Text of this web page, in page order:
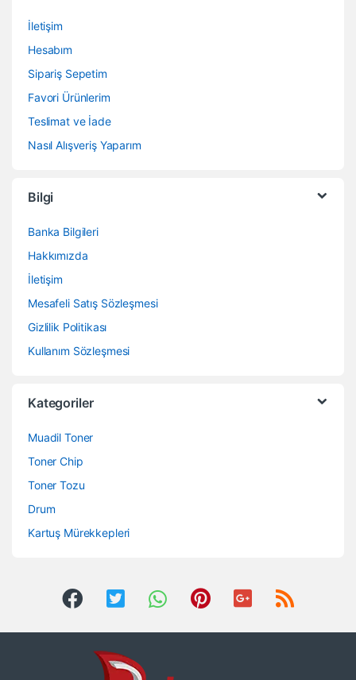
İletişim
Hesabım
Sipariş Sepetim
Favori Ürünlerim
Teslimat ve İade
Nasıl Alışveriş Yaparım
Bilgi
Banka Bilgileri
Hakkımızda
İletişim
Mesafeli Satış Sözleşmesi
Gizlilik Politikası
Kullanım Sözleşmesi
Kategoriler
Muadil Toner
Toner Chip
Toner Tozu
Drum
Kartuş Mürekkepleri